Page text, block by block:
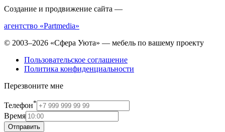
Создание и продвижение сайта —
агентство «Partmedia»
© 2003–2026 «Сфера Уюта» — мебель по вашему проекту
Пользовательское соглашение
Политика конфиденциальности
Перезвоните мне
Телефон*
Время
Отправить